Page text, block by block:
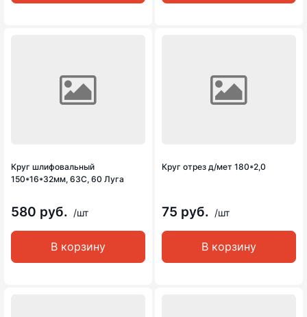
Круг шлифовальный
150*16*32мм, 63С, 60 Луга
580 руб. /шт
В корзину
Круг отрез д/мет 180*2,0
75 руб. /шт
В корзину